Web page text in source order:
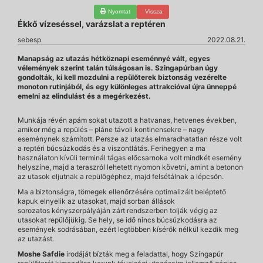
Nyomtat Vissza
Ékkő vízeséssel, varázslat a reptéren
sebesp 2022.08.21.
Manapság az utazás hétköznapi eseménnyé vált, egyes
vélemények szerint talán túlságosan is. Szingapúrban úgy
gondolták, ki kell mozdulni a repülőterek biztonság vezérelte
monoton rutinjából, és egy különleges attrakcióval újra ünneppé
emelni az elindulást és a megérkezést.
Munkája révén apám sokat utazott a hatvanas, hetvenes években,
amikor még a repülés – pláne távoli kontinensekre – nagy
eseménynek számított. Persze az utazás elmaradhatatlan része volt
a reptéri búcsúzkodás és a viszontlátás. Ferihegyen a ma
használaton kívüli terminál tágas előcsarnoka volt mindkét esemény
helyszíne, majd a teraszról lehetett nyomon követni, amint a betonon
az utasok eljutnak a repülőgéphez, majd felsétálnak a lépcsőn.
Ma a biztonságra, tömegek ellenőrzésére optimalizált beléptető
kapuk elnyelik az utasokat, majd sorban állások
sorozatos kényszerpályáján zárt rendszerben tolják végig az
utasokat repülőjükig. Se hely, se idő nincs búcsúzkodásra az
események sodrásában, ezért legtöbben kísérők nélkül kezdik meg
az utazást.
Moshe Safdie irodáját bízták meg a feladattal, hogy Szingapúr